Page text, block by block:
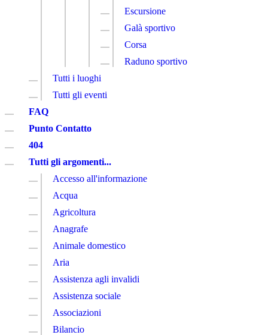
Escursione
Galà sportivo
Corsa
Raduno sportivo
Tutti i luoghi
Tutti gli eventi
FAQ
Punto Contatto
404
Tutti gli argomenti...
Accesso all'informazione
Acqua
Agricoltura
Anagrafe
Animale domestico
Aria
Assistenza agli invalidi
Assistenza sociale
Associazioni
Bilancio